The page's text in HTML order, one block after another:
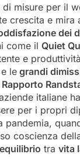
di misure per il
crescita e mira
dei
come il Quiet
e
le grandi
Rapporto
italiane
per i propri
pandemia,
coscienza
tra vita